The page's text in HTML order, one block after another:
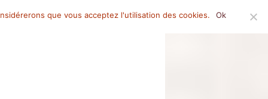
que vous acceptez l'utilisation des cookies. Ok